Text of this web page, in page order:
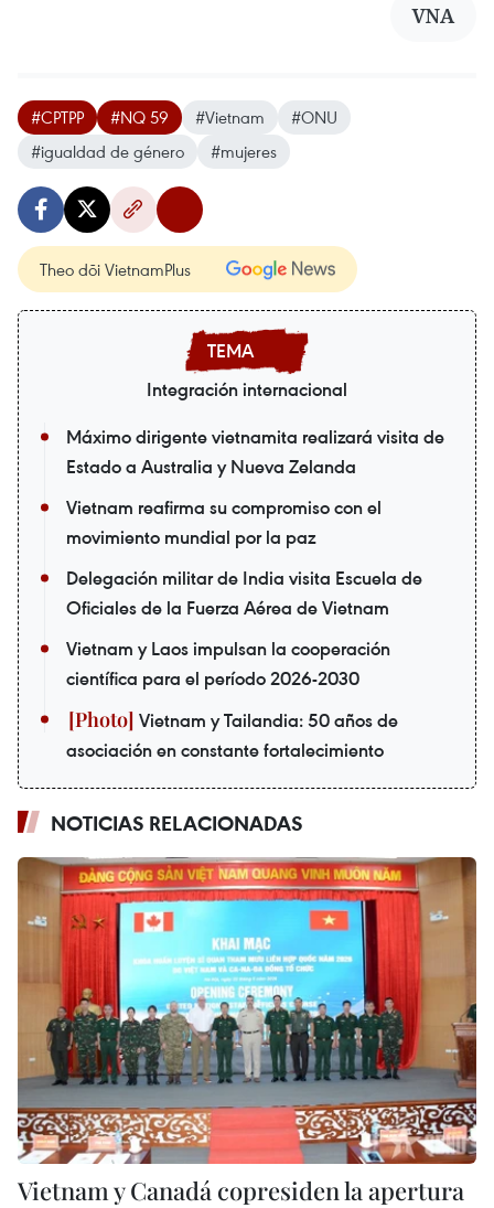
VNA
#CPTPP #NQ 59 #Vietnam
#ONU
#igualdad de género
#mujeres
Theo dõi VietnamPlus
Integración internacional
Máximo dirigente vietnamita realizará visita de
Estado a Australia y Nueva Zelanda
Vietnam reafirma su compromiso con el
movimiento mundial por la paz
Delegación militar de India visita Escuela de
Oficiales de la Fuerza Aérea de Vietnam
Vietnam y Laos impulsan la cooperación
científica para el período 2026-2030
Vietnam y Tailandia: 50 años de
asociación en constante fortalecimiento
NOTICIAS RELACIONADAS
Vietnam y Canadá copresiden la apertura